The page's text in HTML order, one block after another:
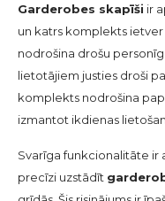
Garderobes skapīši ir
un katrs komplekts ietver
nodrošina drošu
lietotājiem justies droši
komplekts nodrošina
izmantot ikdienas
Svarīga funkcionalitāte ir
precīzi uzstādīt